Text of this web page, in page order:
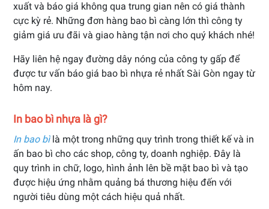
xuất và báo giá không qua trung gian nên có giá thành
cực kỳ rẻ. Những đơn hàng bao bì càng lớn thì công ty
giảm giá ưu đãi và giao hàng tận nơi cho quý khách nhé!
Hãy liên hệ ngay đường dây nóng của công ty gấp để
được tư vấn báo giá bao bì nhựa rẻ nhất Sài Gòn ngay từ
hôm nay.
In bao bì nhựa là gì?
In bao bìlà một trong những quy trình trong thiết kế và in
ấn bao bì cho các shop, công ty, doanh nghiệp. Đây là
quy trình in chữ, logo, hình ảnh lên bề mặt bao bì và tạo
được hiệu ứng nhằm quảng bá thương hiệu đến với
người tiêu dùng một cách hiệu quả nhất.